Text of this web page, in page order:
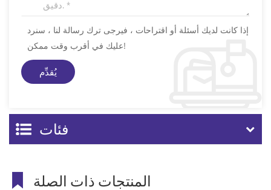
إذا كانت لديك أسئلة أو اقتراحات ، فيرجى ترك رسالة لنا ، سنرد
عليك في أقرب وقت ممكن!
فئات
المنتجات ذات الصلة